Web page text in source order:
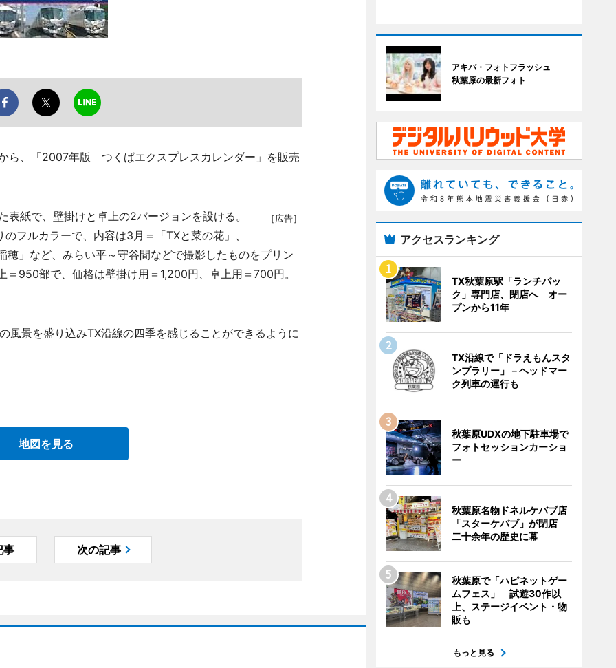
ら、「2007年版 つくばエクスプレスカレンダー」を販売
［広告］
紙で、壁掛けと卓上の2バージョンを設ける。
フルカラーで、内容は3月＝「TXと菜の花」、
」など、みらい平～守谷間などで撮影したものをプリン
950部で、価格は壁掛け用＝1,200円、卓上用＝700円。
景を盛り込みTX沿線の四季を感じることができるように
地図を見る
事 次の記事
アキバ・フォトフラッシュ
秋葉原の最新フォト
アクセスランキング
TX秋葉原駅「ランチパッ
ク」専門店、閉店へ オー
プンから11年
TX沿線で「ドラえもんスタ
ンプラリー」－ヘッドマー
ク列車の運行も
秋葉原UDXの地下駐車場で
フォトセッションカーショ
ー
秋葉原名物ドネルケバブ店
「スターケバブ」が閉店
二十余年の歴史に幕
秋葉原で「ハピネットゲー
ムフェス」 試遊30作以
上、ステージイベント・物
販も
もっと見る